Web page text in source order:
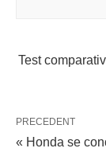
Test
PRECEDENT
« Honda se